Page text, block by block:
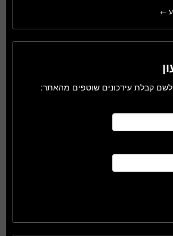
←
לשם קבלת עידכונים שוטפים מהאתר: